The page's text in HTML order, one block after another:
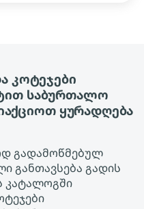
კოტეჯები
საბურთალო
ყურადღება
გადამოწმებულ
განთავსება გადის
კატალოგში